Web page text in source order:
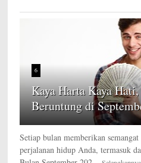
6
Kaya Harta Kaya
Beruntung di
Setiap bulan memberikan
perjalanan hidup Anda, termasuk